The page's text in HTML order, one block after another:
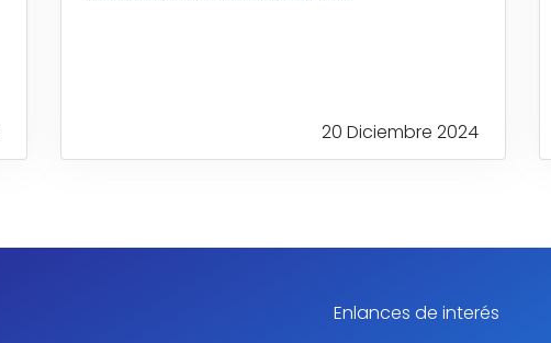
20 Diciembre 2024
Enlances de interés